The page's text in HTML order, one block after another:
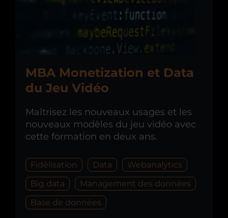
MBA Monetization et Data
du Jeu Vidéo
Maîtrisez les nouveaux usages et les
nouveaux modèles du jeu vidéo avec
cette formation en deux ans.
Fidélisation Data
Webanalytics
Big data
Management des données
Base de données